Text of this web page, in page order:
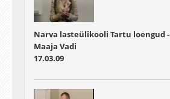
Narva lasteülikooli Tartu loengud -
Maaja Vadi
17.03.09